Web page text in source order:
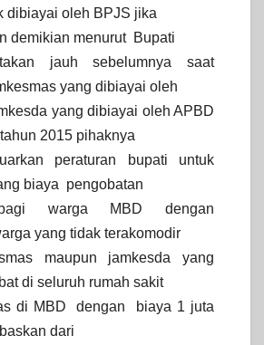
dibiayai oleh BPJS jika
demikian menurut Bupati
jauh sebelumnya saat
yang dibiayai oleh
yang dibiayai oleh APBD
2015 pihaknya
peraturan bupati untuk
biaya pengobatan
warga MBD dengan
yang tidak terakomodir
maupun jamkesda yang
di seluruh rumah sakit
di MBD
dengan
biaya 1 juta
dari